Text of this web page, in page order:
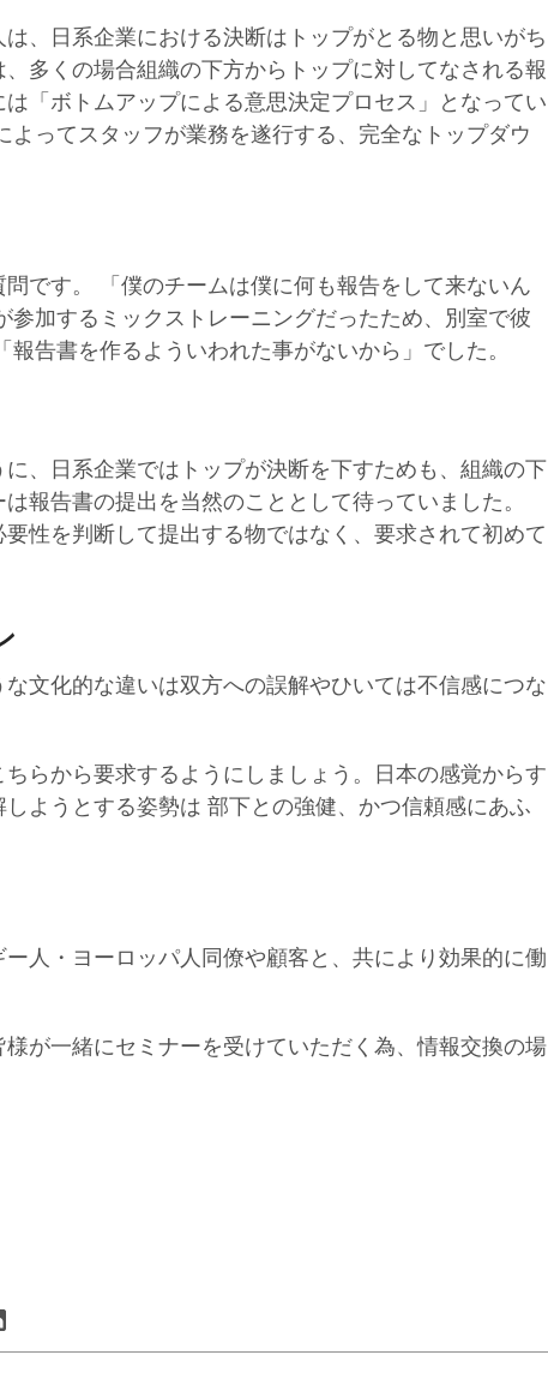
、日系企業における決断はトップがとる物と思いがち
多くの場合組織の下方からトップに対してなされる報
「ボトムアップによる意思決定プロセス」となってい
ってスタッフが業務を遂行する、完全なトップダウ
です。 「僕のチームは僕に何も報告をして来ないん
加するミックストレーニングだったため、別室で彼
告書を作るよういわれた事がないから」でした。
、日系企業ではトップが決断を下すためも、組織の下
報告書の提出を当然のこととして待っていました。
性を判断して提出する物ではなく、要求されて初めて
文化的な違いは双方への誤解やひいては不信感につな
らから要求するようにしましょう。日本の感覚からす
ようとする姿勢は 部下との強健、かつ信頼感にあふ
人・ヨーロッパ人同僚や顧客と、共により効果的に働
が一緒にセミナーを受けていただく為、情報交換の場